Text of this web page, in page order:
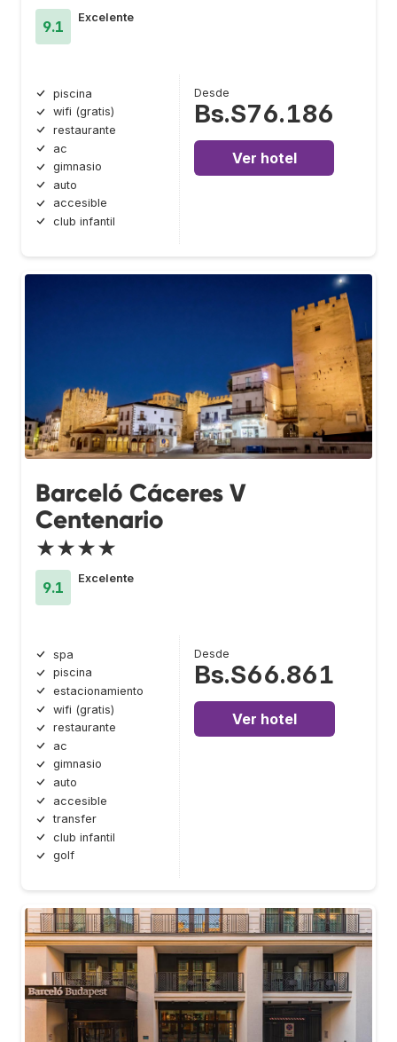
9.1
Excelente
piscina
wifi (gratis)
restaurante
ac
gimnasio
auto
accesible
club infantil
Desde
Bs.S76.186
Ver hotel
Barceló Cáceres V
Centenario
★★★★
9.1
Excelente
spa
piscina
estacionamiento
wifi (gratis)
restaurante
ac
gimnasio
auto
accesible
transfer
club infantil
golf
Desde
Bs.S66.861
Ver hotel